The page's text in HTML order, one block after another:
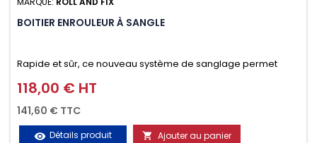
BOITIER ENROULEUR À SANGLE
Rapide et sûr, ce nouveau système de sanglage permet
d’arrimer le chargement sur la galerie en moins d’une
minute.
Prix
118,00 € HT
141,60 € TTC
visibility Détails produit  Ajouter au panier